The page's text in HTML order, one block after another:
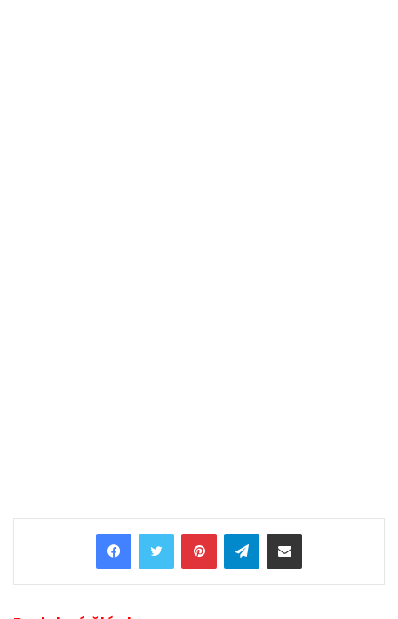
PinterestTelegramShare via Email